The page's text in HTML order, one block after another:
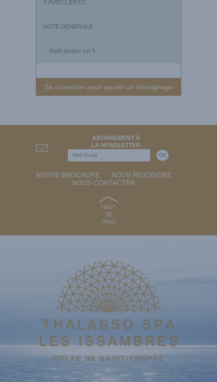
0 AVISCLIENTS :
NOTE GÉNÉRALE :
NaN étoiles sur 5
Se connecter pour ajouter un témoignage
ABONNEMENT À
LA NEWSLETTER
NOTRE BROCHURE
NOUS REJOINDRE
NOUS CONTACTER
HAUT
DE
PAGE